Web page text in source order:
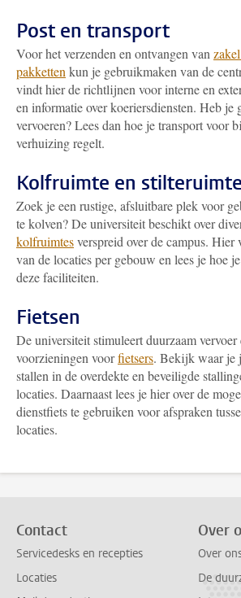
Post en transport
Voor het verzenden en ontvangen van
pakketten kun je gebruikmaken van de
vindt hier de richtlijnen voor interne en
en informatie over koeriersdiensten. Heb je
vervoeren? Lees dan hoe je transport voor
verhuizing regelt.
Kolfruimte en stilteruimte
Zoek je een rustige, afsluitbare plek voor
te kolven? De universiteit beschikt over
kolfruimtesverspreid over de campus. Hier
van de locaties per gebouw en lees je hoe
deze faciliteiten.
Fietsen
De universiteit stimuleert duurzaam vervoer
voorzieningen voorfietsers. Bekijk waar je
stallen in de overdekte en beveiligde
locaties. Daarnaast lees je hier over de
dienstfiets te gebruiken voor afspraken
locaties.
Contact
Servicedesks en recepties
Locaties
Over
Over
De